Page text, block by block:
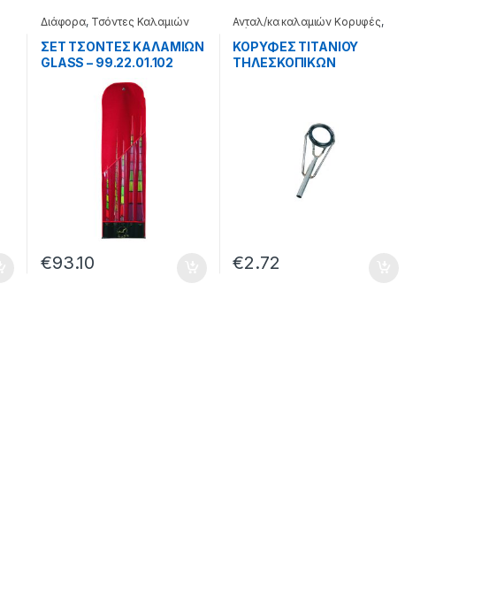
Διάφορα, Τσόντες Καλαμιών
ΣΕΤ ΤΣΟΝΤΕΣ ΚΑΛΑΜΙΩΝ
GLASS – 99.22.01.102
€93.10
Ανταλ/κα καλαμιών Κορυφές,
Διάφορα
ΚΟΡΥΦΕΣ ΤΙΤΑΝΙΟΥ
ΤΗΛΕΣΚΟΠΙΚΩΝ
€2.72